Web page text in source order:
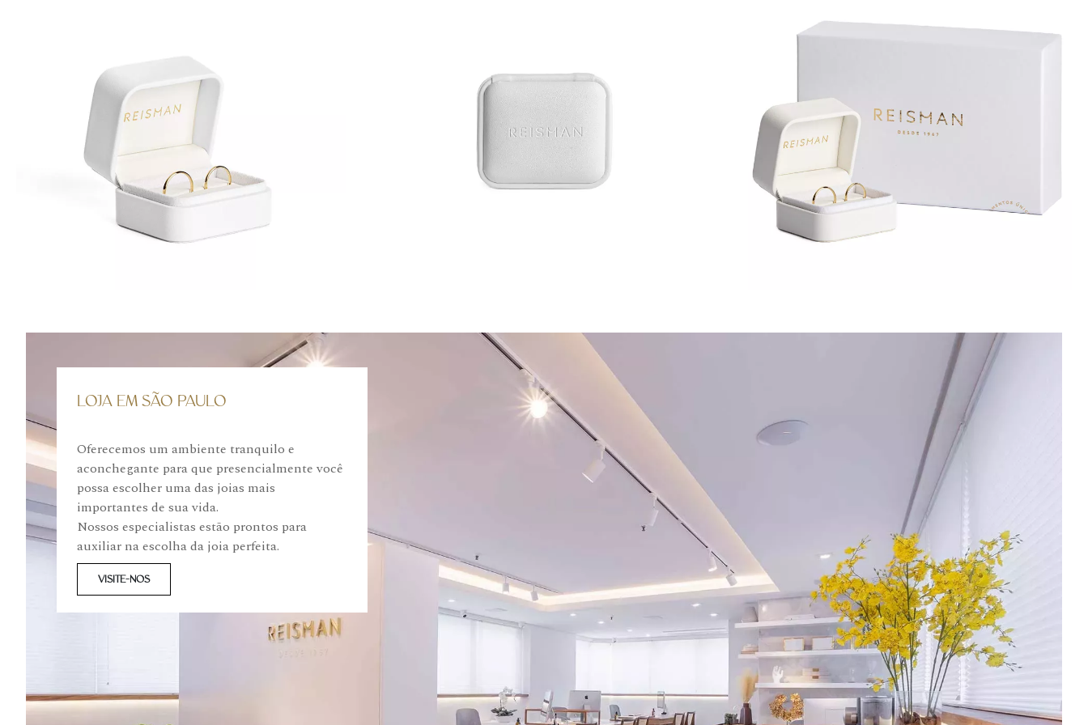
LOJA EM SÃO PAULO
Oferecemos um ambiente tranquilo e
aconchegante para que presencialmente você
possa escolher uma das joias mais
importantes de sua vida.
Nossos especialistas estão prontos para
auxiliar na escolha da joia perfeita.
VISITE-NOS